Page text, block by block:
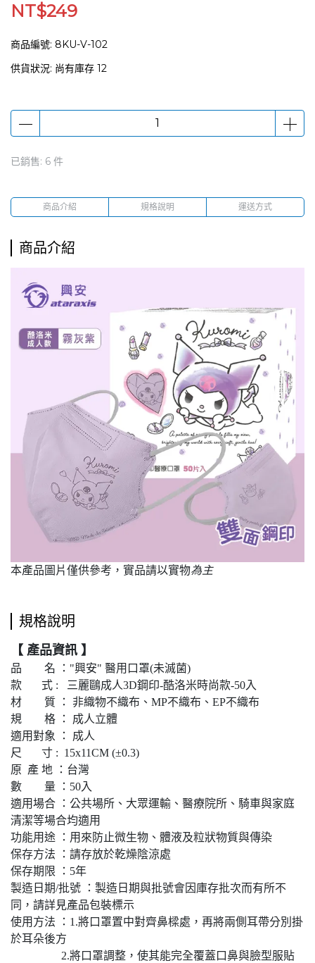
NT$249
商品編號: 8KU-V-102
供貨狀況: 尚有庫存 12
已銷售: 6 件
商品介紹 規格說明 運送方式
商品介紹
本產品圖片僅供參考，實品請以實物為主
規格說明
【 產品資訊 】
品 名 ："興安" 醫用口罩(未滅菌)
款 式 : 三麗鷗成人3D鋼印-酷洛米時尚款-50入
材 質 ： 非織物不織布、MP不織布、EP不織布
規 格 ： 成人立體
適用對象 ： 成人
尺 寸 : 15x11CM (±0.3)
原 產 地 ：台灣
數 量 ：50入
適用場合 ：公共場所、大眾運輸、醫療院所、騎車與家庭
清潔等場合均適用
功能用途 ：用來防止微生物、體液及粒狀物質與傳染
保存方法 ：請存放於乾燥陰涼處
保存期限 ：5年
製造日期/批號 ：製造日期與批號會因庫存批次而有所不
同，請詳見產品包裝標示
使用方法 ：1.將口罩置中對齊鼻樑處，再將兩側耳帶分別掛
於耳朵後方
2.將口罩調整，使其能完全覆蓋口鼻與臉型服貼